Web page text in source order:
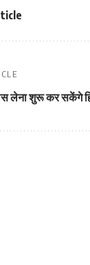
लेना शुरू कर सकेंगे